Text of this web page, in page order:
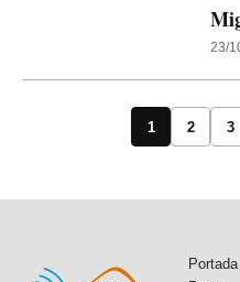
23/
1 2 3
Portada